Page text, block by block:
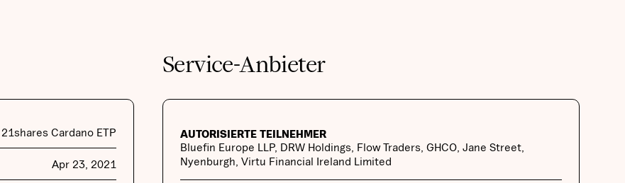
21shares Cardano ETP
Apr 23, 2021
Service-Anbieter
AUTORISIERTE TEILNEHMER
Bluefin Europe LLP, DRW Holdings, Flow Traders, GHCO, Jane Street,
Nyenburgh, Virtu Financial Ireland Limited